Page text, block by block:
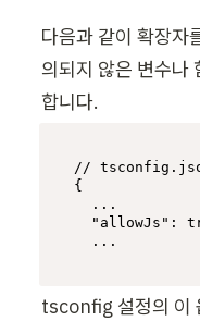
다음과 같이 확장자
의되지 않은 변수나
합니다.
//
{
"allowJs" :
	...
tsconfig 설정의 이